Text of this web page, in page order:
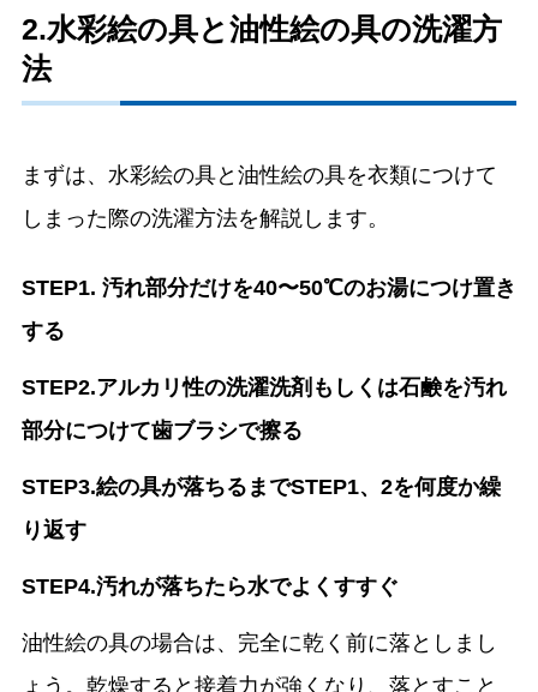
2.水彩絵の具と油性絵の具の洗濯方
法
まずは、水彩絵の具と油性絵の具を衣類につけて
しまった際の洗濯方法を解説します。
STEP1. 汚れ部分だけを40〜50℃のお湯につけ置き
する
STEP2.アルカリ性の洗濯洗剤もしくは石鹸を汚れ
部分につけて歯ブラシで擦る
STEP3.絵の具が落ちるまでSTEP1、2を何度か繰
り返す
STEP4.汚れが落ちたら水でよくすすぐ
油性絵の具の場合は、完全に乾く前に落としまし
ょう。乾燥すると接着力が強くなり、落とすこと